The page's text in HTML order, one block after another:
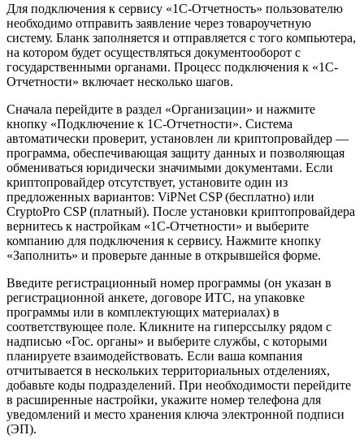
Для подключения к сервису «1С-Отчетность» пользователю
необходимо отправить заявление через товароучетную
систему. Бланк заполняется и отправляется с того компьютера,
на котором будет осуществляться документооборот с
государственными органами. Процесс подключения к «1С-
Отчетности» включает несколько шагов.
Сначала перейдите в раздел «Организации» и нажмите
кнопку «Подключение к 1С-Отчетности». Система
автоматически проверит, установлен ли криптопровайдер —
программа, обеспечивающая защиту данных и позволяющая
обмениваться юридически значимыми документами. Если
криптопровайдер отсутствует, установите один из
предложенных вариантов: ViPNet CSP (бесплатно) или
CryptoPro CSP (платный). После установки криптопровайдера
вернитесь к настройкам «1С-Отчетности» и выберите
компанию для подключения к сервису. Нажмите кнопку
«Заполнить» и проверьте данные в открывшейся форме.
Введите регистрационный номер программы (он указан в
регистрационной анкете, договоре ИТС, на упаковке
программы или в комплектующих материалах) в
соответствующее поле. Кликните на гиперссылку рядом с
надписью «Гос. органы» и выберите службы, с которыми
планируете взаимодействовать. Если ваша компания
отчитывается в нескольких территориальных отделениях,
добавьте коды подразделений. При необходимости перейдите
в расширенные настройки, укажите номер телефона для
уведомлений и место хранения ключа электронной подписи
(ЭП).